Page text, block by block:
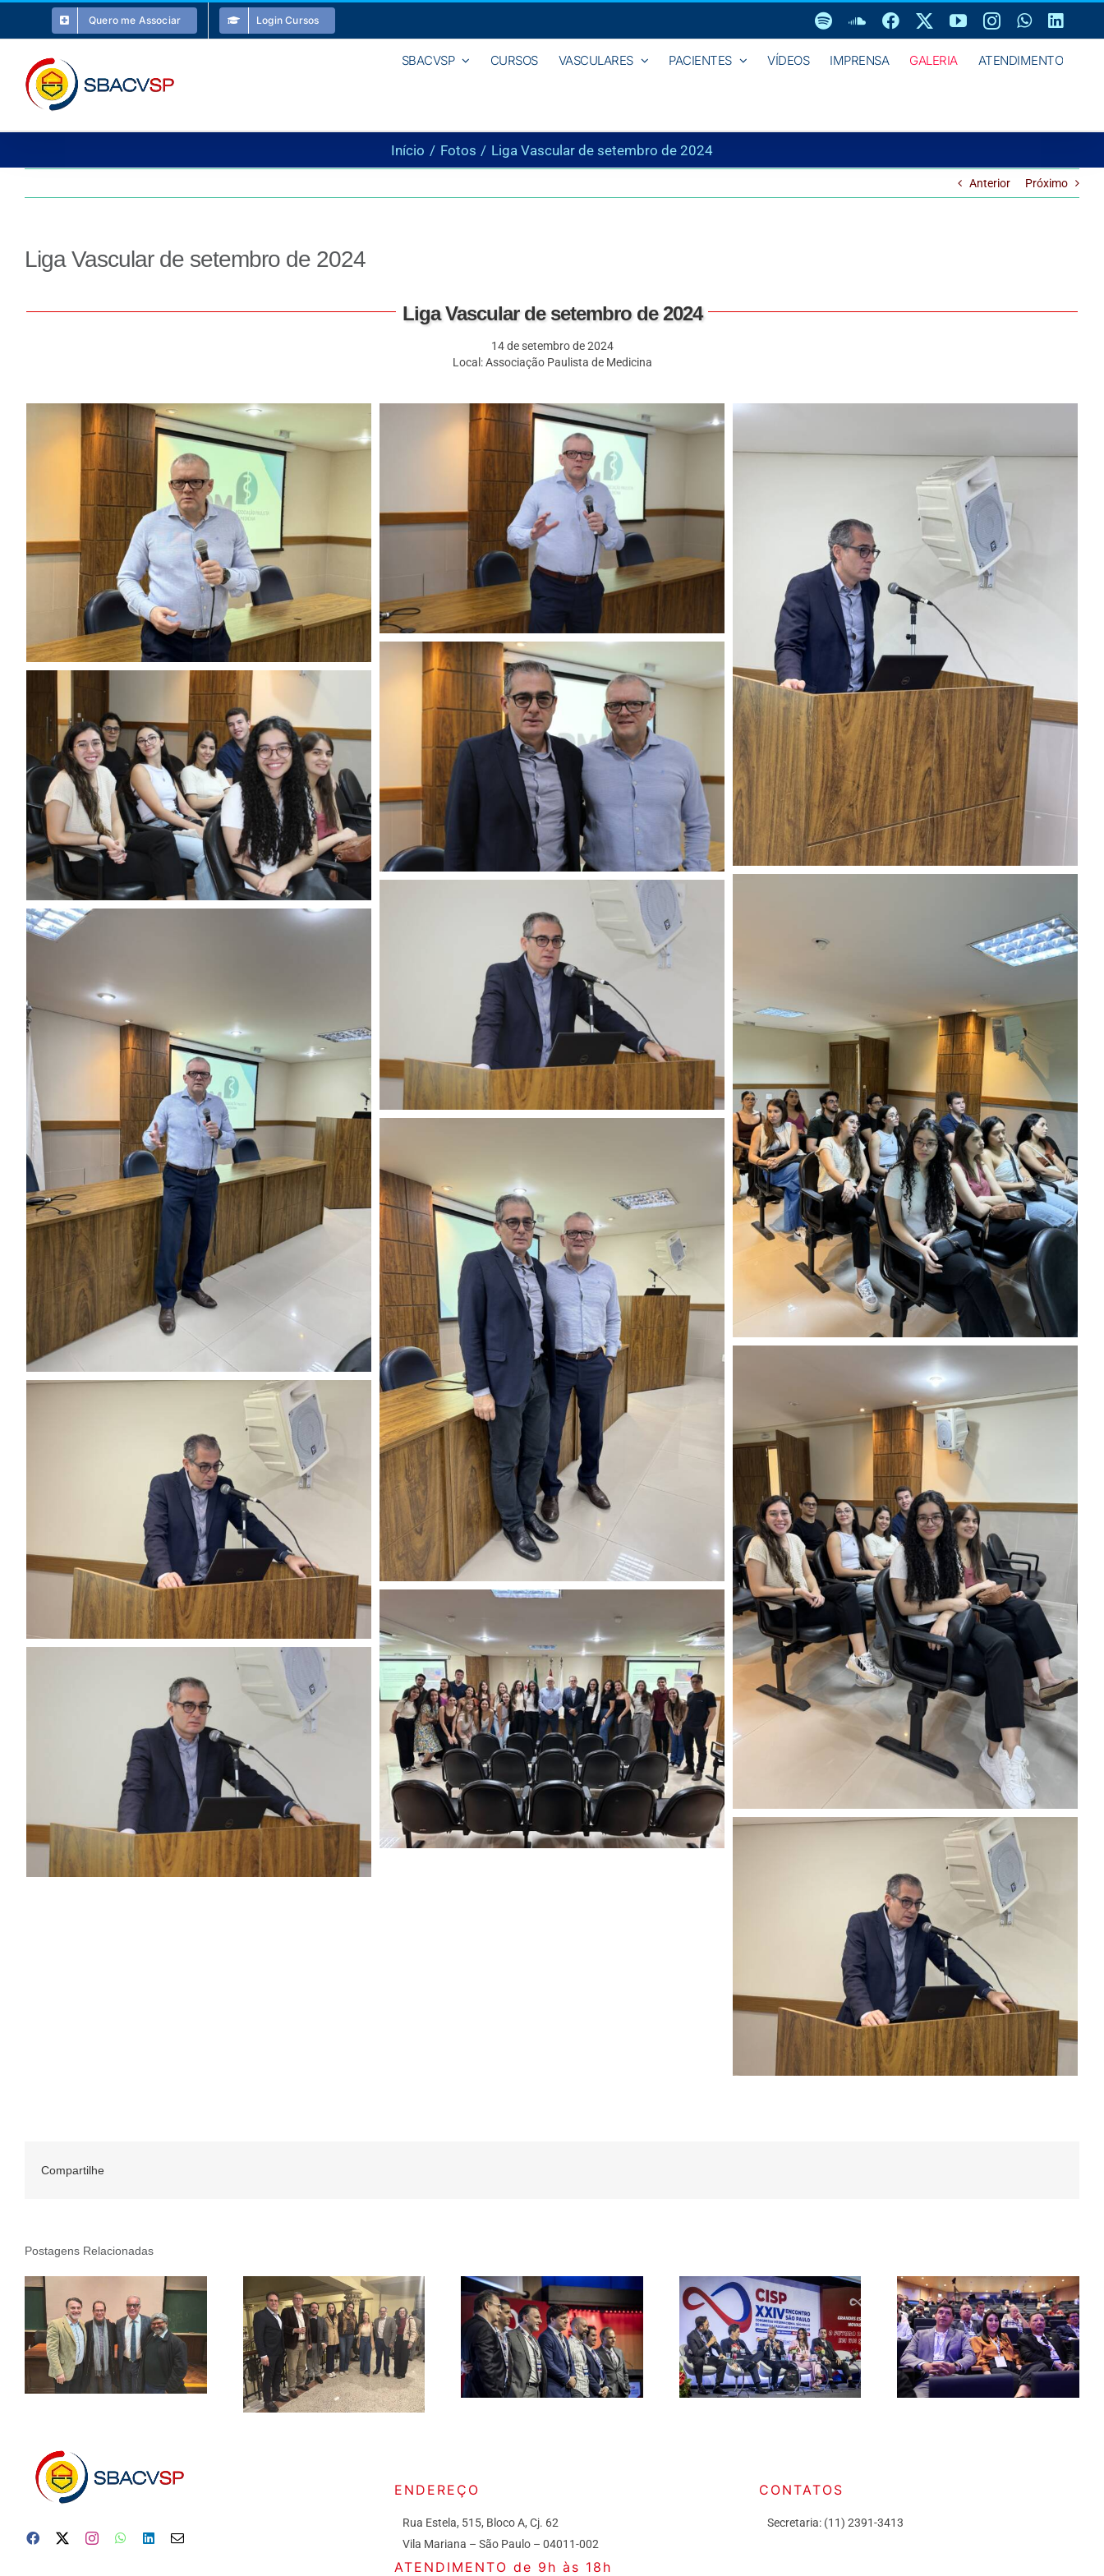
o
conteúdo
Quero me Associar Login Cursos SpotifySoundCloud
FacebookYouTubeInstagram
SBACVSP CURSOS VASCULARES PACIENTES VÍDEOS IMPRENSA GALERIA ATENDIMENTO
Início Fotos Liga Vascular de setembro de 2024
Anterior Próximo
Liga Vascular de setembro de 2024
Liga Vascular de setembro de 2024
14 de setembro de 2024
Local: Associação Paulista de Medicina
Compartilhe
Postagens Relacionadas
ENDEREÇO
Rua Estela, 515, Bloco A, Cj. 62
Vila Mariana – São Paulo – 04011-002
ATENDIMENTO de 9h às 18h
CONTATOS
Secretaria: (11) 2391-3413